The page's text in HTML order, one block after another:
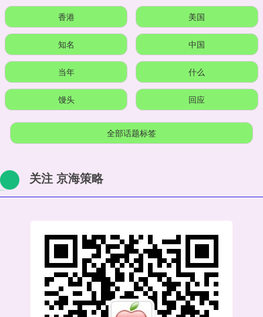
香港 美国
知名 中国
当年 什么
馒头 回应
全部话题标签
关注 京海策略